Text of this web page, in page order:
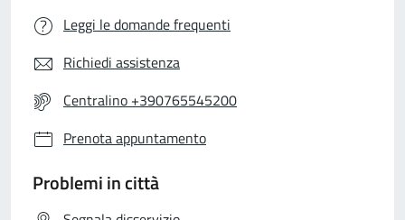
Leggi le domande frequenti
Richiedi assistenza
Centralino +390765545200
Prenota appuntamento
Problemi in città